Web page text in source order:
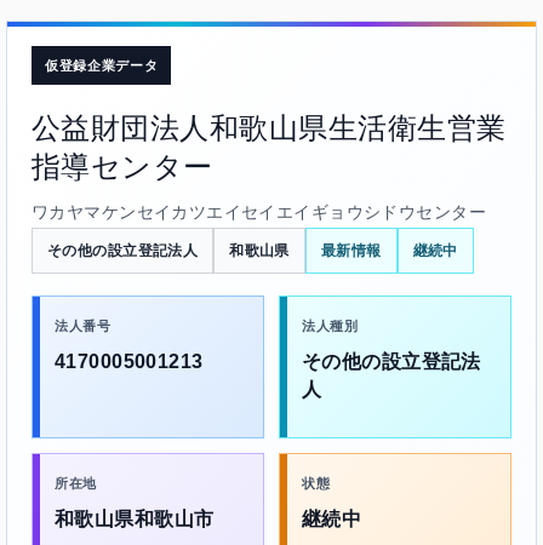
仮登録企業データ
公益財団法人和歌山県生活衛生営業
指導センター
ワカヤマケンセイカツエイセイエイギョウシドウセンター
その他の設立登記法人 和歌山県 最新情報 継続中
法人番号
4170005001213
法人種別
その他の設立登記法
人
所在地
和歌山県和歌山市
状態
継続中